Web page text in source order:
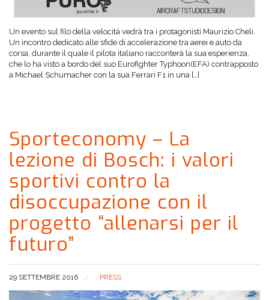
Un evento sul filo della velocità vedrà tra i protagonisti Maurizio Cheli.
Un incontro dedicato alle sfide di accelerazione tra aerei e auto da
corsa, durante il quale il pilota italiano racconterà la sua esperienza,
che lo ha visto a bordo del suo Eurofighter Typhoon(EFA) contrapposto
a Michael Schumacher con la sua Ferrari F1 in una […]
Sporteconomy – La
lezione di Bosch: i valori
sportivi contro la
disoccupazione con il
progetto “allenarsi per il
futuro”
29 SETTEMBRE 2016 PRESS